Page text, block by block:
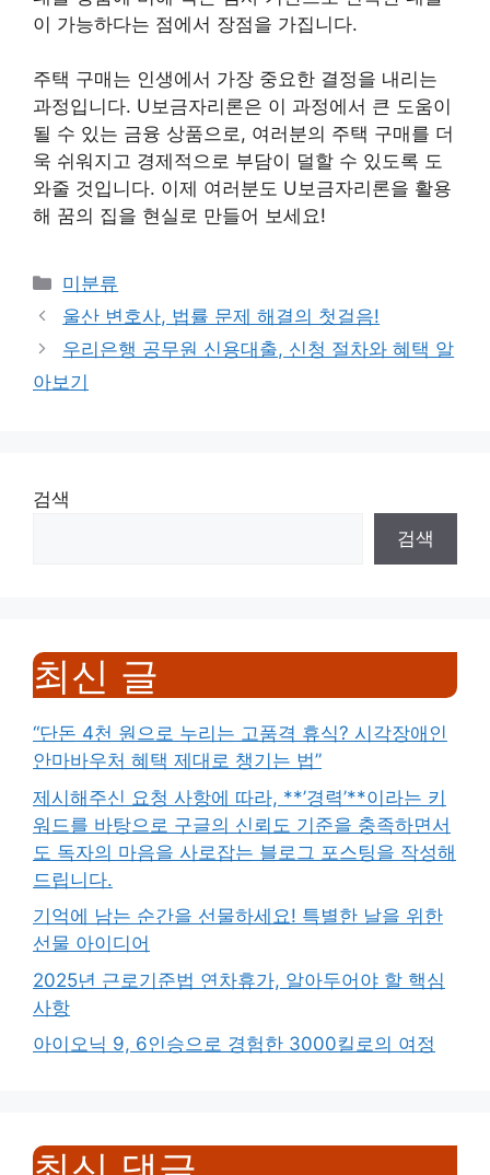
이 가능하다는 점에서 장점을 가집니다.
주택 구매는 인생에서 가장 중요한 결정을 내리는
과정입니다. U보금자리론은 이 과정에서 큰 도움이
될 수 있는 금융 상품으로, 여러분의 주택 구매를 더
욱 쉬워지고 경제적으로 부담이 덜할 수 있도록 도
와줄 것입니다. 이제 여러분도 U보금자리론을 활용
해 꿈의 집을 현실로 만들어 보세요!
Categories
미분류
울산 변호사, 법률 문제 해결의 첫걸음!
우리은행 공무원 신용대출, 신청 절차와 혜택 알
아보기
검색
검색
최신 글
“단돈 4천 원으로 누리는 고품격 휴식? 시각장애인
안마바우처 혜택 제대로 챙기는 법”
제시해주신 요청 사항에 따라, **’경력’**이라는 키
워드를 바탕으로 구글의 신뢰도 기준을 충족하면서
도 독자의 마음을 사로잡는 블로그 포스팅을 작성해
드립니다.
기억에 남는 순간을 선물하세요! 특별한 날을 위한
선물 아이디어
2025년 근로기준법 연차휴가, 알아두어야 할 핵심
사항
아이오닉 9, 6인승으로 경험한 3000킬로의 여정